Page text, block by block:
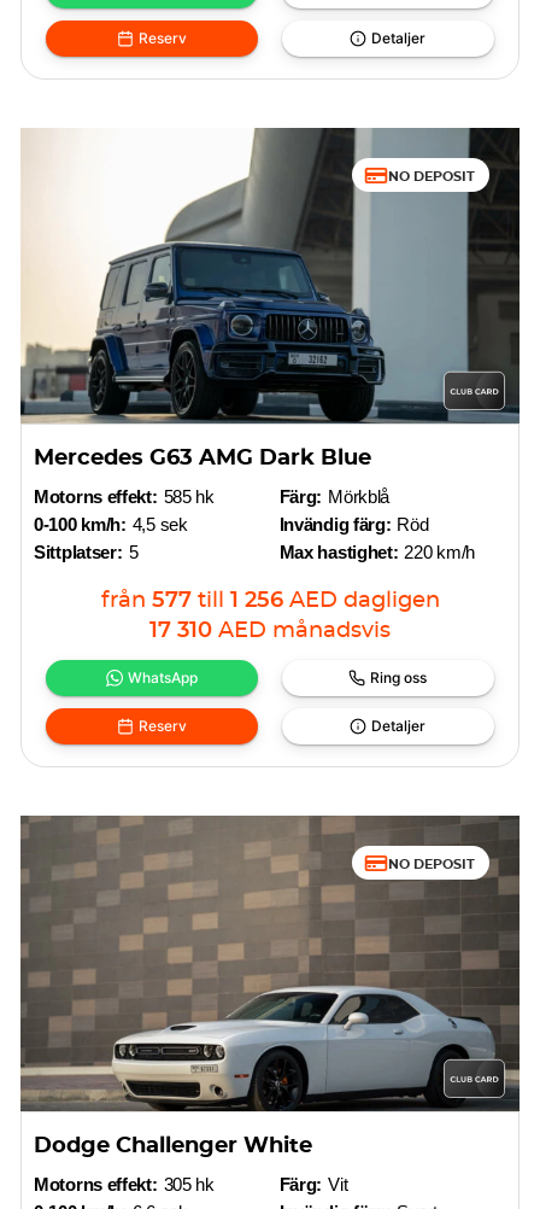
Reserv Detaljer
NO DEPOSIT
Mercedes G63 AMG Dark Blue
Motorns effekt: 585 hk
0-100 km/h: 4,5 sek
Sittplatser: 5
Färg: Mörkblå
Invändig färg: Röd
Max hastighet: 220 km/h
från 577 till 1 256 AED dagligen
17 310 AED månadsvis
WhatsApp Ring oss
Reserv Detaljer
NO DEPOSIT
Dodge Challenger White
Motorns effekt: 305 hk
Färg: Vit